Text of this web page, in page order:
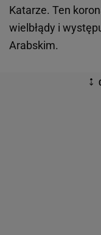
Katarze. Ten
wielbłądy i
Arabskim.